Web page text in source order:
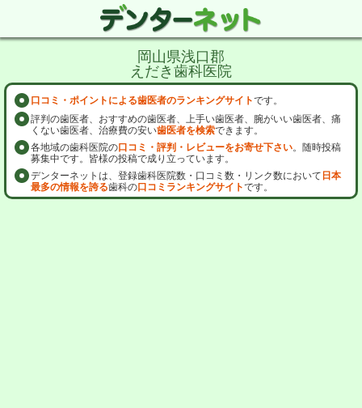
岡山県浅口郡
えだき歯科医院
口コミ・ポイントによる歯医者のランキングサイトです。
評判の歯医者、おすすめの歯医者、上手い歯医者、腕がいい歯医者、痛
くない歯医者、治療費の安い歯医者を検索できます。
各地域の歯科医院の口コミ・評判・レビューをお寄せ下さい。随時投稿
募集中です。皆様の投稿で成り立っています。
デンターネットは、登録歯科医院数・口コミ数・リンク数において 日本
最多の情報を誇る歯科の口コミランキングサイトです。